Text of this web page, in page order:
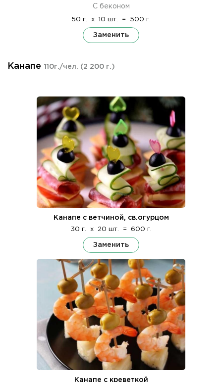
С беконом
50 г. x 10 шт. = 500 г.
Заменить
Канапе 110г./чел. (2 200 г.)
Канапе с ветчиной, св.огурцом
30 г. x 20 шт. = 600 г.
Заменить
Канапе с креветкой